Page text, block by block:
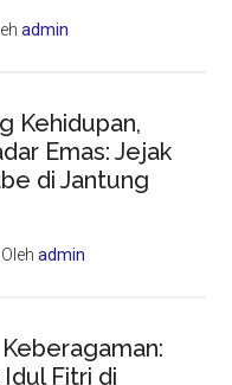
admin
Kehidupan,
Emas: Jejak
di Jantung
Olehadmin
Fitri di